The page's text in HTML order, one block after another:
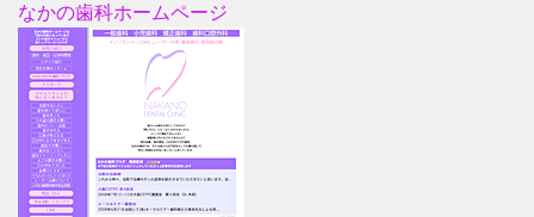
なかの歯科ホームページ